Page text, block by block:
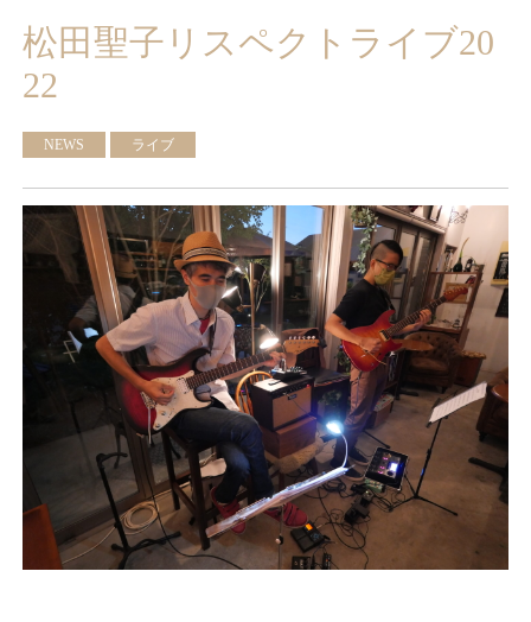
松田聖子リスペクトライブ20
22
NEWS ライブ